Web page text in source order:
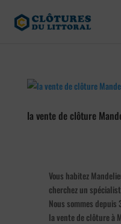
la vente de clôture
Vous habitez
cherchez un
Nous sommes depuis
la vente de clôture à